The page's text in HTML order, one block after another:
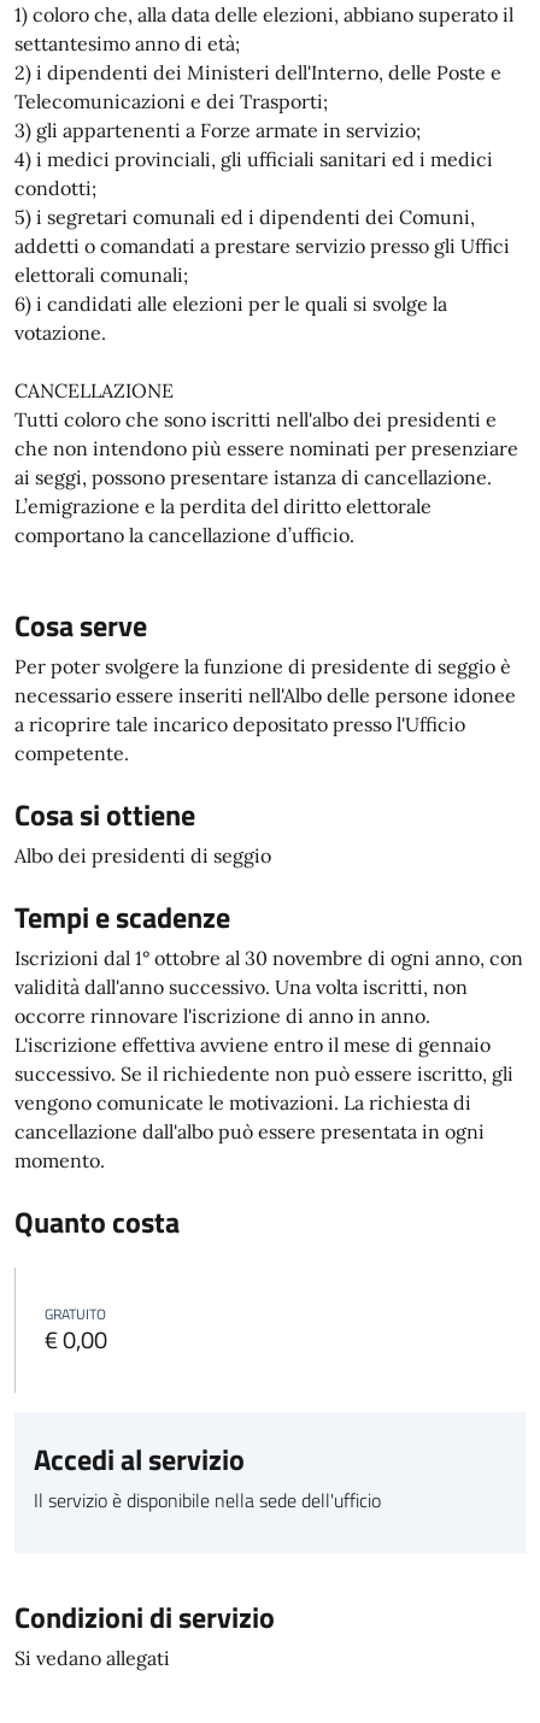
1) coloro che, alla data delle elezioni, abbiano superato il
settantesimo anno di età;
2) i dipendenti dei Ministeri dell'Interno, delle Poste e
Telecomunicazioni e dei Trasporti;
3) gli appartenenti a Forze armate in servizio;
4) i medici provinciali, gli ufficiali sanitari ed i medici
condotti;
5) i segretari comunali ed i dipendenti dei Comuni,
addetti o comandati a prestare servizio presso gli Uffici
elettorali comunali;
6) i candidati alle elezioni per le quali si svolge la
votazione.
CANCELLAZIONE
Tutti coloro che sono iscritti nell'albo dei presidenti e
che non intendono più essere nominati per presenziare
ai seggi, possono presentare istanza di cancellazione.
L’emigrazione e la perdita del diritto elettorale
comportano la cancellazione d’ufficio.
Cosa serve
Per poter svolgere la funzione di presidente di seggio è
necessario essere inseriti nell'Albo delle persone idonee
a ricoprire tale incarico depositato presso l'Ufficio
competente.
Cosa si ottiene
Albo dei presidenti di seggio
Tempi e scadenze
Iscrizioni dal 1° ottobre al 30 novembre di ogni anno, con
validità dall'anno successivo. Una volta iscritti, non
occorre rinnovare l'iscrizione di anno in anno.
L'iscrizione effettiva avviene entro il mese di gennaio
successivo. Se il richiedente non può essere iscritto, gli
vengono comunicate le motivazioni. La richiesta di
cancellazione dall'albo può essere presentata in ogni
momento.
Quanto costa
GRATUITO
€ 0,00
Accedi al servizio
Il servizio è disponibile nella sede dell'ufficio
Condizioni di servizio
Si vedano allegati